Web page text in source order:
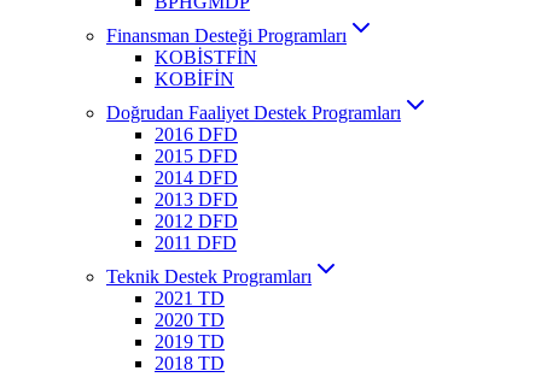
Finansman Desteği Programları
KOBİSTFİN
KOBİFİN
Doğrudan Faaliyet Destek Programları
2016 DFD
2015 DFD
2014 DFD
2013 DFD
2012 DFD
2011 DFD
Teknik Destek Programları
2021 TD
2020 TD
2019 TD
2018 TD